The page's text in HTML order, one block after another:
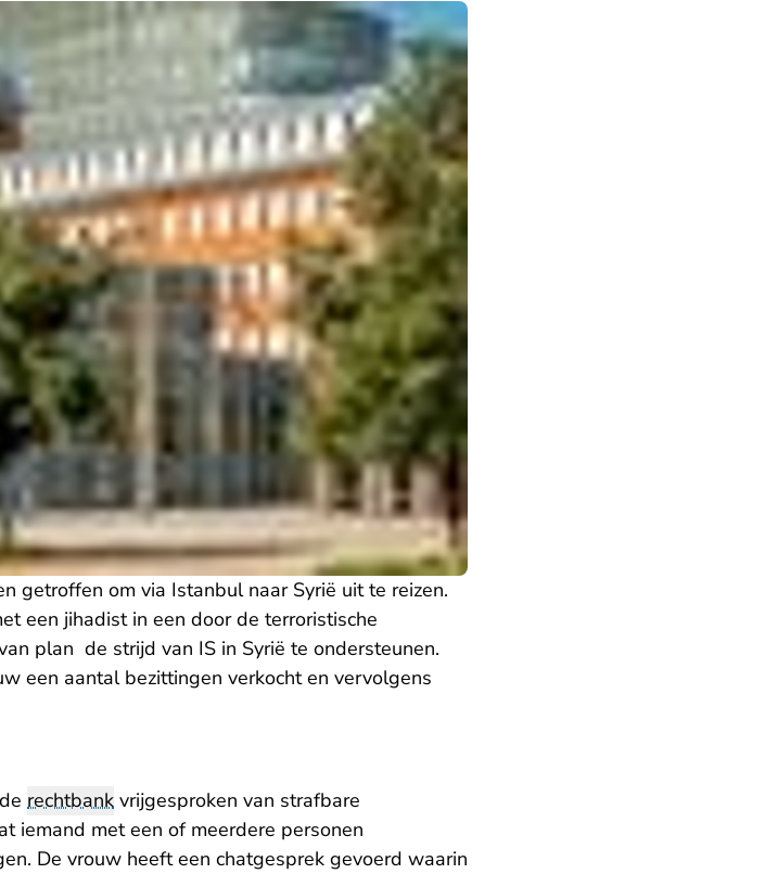
getroffen om via Istanbul naar Syrië uit te reizen.
een jihadist in een door de terroristische
plan de strijd van IS in Syrië te ondersteunen.
een aantal bezittingen verkocht en vervolgens
rechtbank vrijgesproken van strafbare
iemand met een of meerdere personen
De vrouw heeft een chatgesprek gevoerd waarin